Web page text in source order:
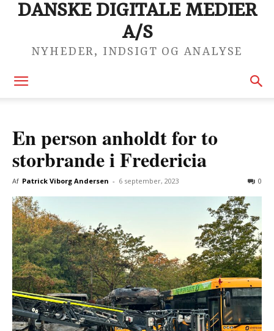
DANSKE DIGITALE MEDIER
A/S
NYHEDER, INDSIGT OG ANALYSE
En person anholdt for to
storbrande i Fredericia
Af Patrick Viborg Andersen - 6 september, 2023 0